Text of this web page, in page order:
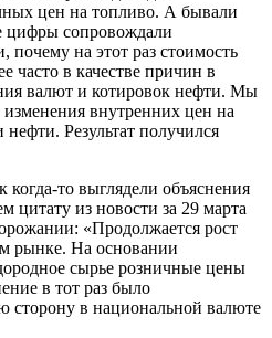
цен на топливо. А бывали
цифры сопровождали
почему на этот раз стоимость
часто в качестве причин в
валют и котировок нефти. Мы
внутренних цен на
Результат получился
когда-то выглядели объяснения
цитату из новости за 29 марта
«Продолжается рост
рынке. На основании
сырье розничные цены
в тот раз было
в национальной валюте